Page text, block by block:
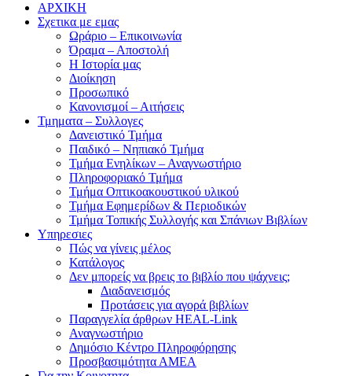
ΑΡΧΙΚΗ
Σχετικα με εμας
Ωράριο – Επικοινωνία
Όραμα – Αποστολή
Η Ιστορία μας
Διοίκηση
Προσωπικό
Κανονισμοί – Αιτήσεις
Τμηματα – Συλλογες
Δανειστικό Τμήμα
Παιδικό – Νηπιακό Τμήμα
Τμήμα Ενηλίκων – Αναγνωστήριο
Πληροφοριακό Τμήμα
Τμήμα Οπτικοακουστικού υλικού
Τμήμα Εφημερίδων & Περιοδικών
Τμήμα Τοπικής Συλλογής και Σπάνιων Βιβλίων
Υπηρεσιες
Πώς να γίνεις μέλος
Κατάλογος
Δεν μπορείς να βρεις το βιβλίο που ψάχνεις;
Διαδανεισμός
Προτάσεις για αγορά βιβλίων
Παραγγελία άρθρων HEAL-Link
Αναγνωστήριο
Δημόσιο Κέντρο Πληροφόρησης
Προσβασιμότητα ΑΜΕΑ